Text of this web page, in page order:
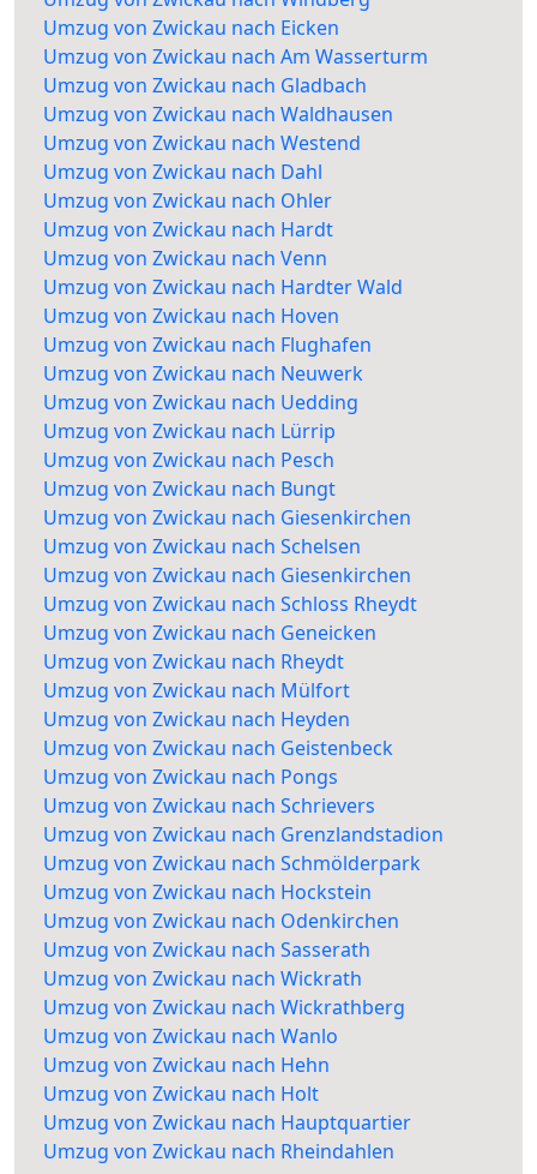
Umzug von Zwickau nach Eicken
Umzug von Zwickau nach Am Wasserturm
Umzug von Zwickau nach Gladbach
Umzug von Zwickau nach Waldhausen
Umzug von Zwickau nach Westend
Umzug von Zwickau nach Dahl
Umzug von Zwickau nach Ohler
Umzug von Zwickau nach Hardt
Umzug von Zwickau nach Venn
Umzug von Zwickau nach Hardter Wald
Umzug von Zwickau nach Hoven
Umzug von Zwickau nach Flughafen
Umzug von Zwickau nach Neuwerk
Umzug von Zwickau nach Uedding
Umzug von Zwickau nach Lürrip
Umzug von Zwickau nach Pesch
Umzug von Zwickau nach Bungt
Umzug von Zwickau nach Giesenkirchen
Umzug von Zwickau nach Schelsen
Umzug von Zwickau nach Giesenkirchen
Umzug von Zwickau nach Schloss Rheydt
Umzug von Zwickau nach Geneicken
Umzug von Zwickau nach Rheydt
Umzug von Zwickau nach Mülfort
Umzug von Zwickau nach Heyden
Umzug von Zwickau nach Geistenbeck
Umzug von Zwickau nach Pongs
Umzug von Zwickau nach Schrievers
Umzug von Zwickau nach Grenzlandstadion
Umzug von Zwickau nach Schmölderpark
Umzug von Zwickau nach Hockstein
Umzug von Zwickau nach Odenkirchen
Umzug von Zwickau nach Sasserath
Umzug von Zwickau nach Wickrath
Umzug von Zwickau nach Wickrathberg
Umzug von Zwickau nach Wanlo
Umzug von Zwickau nach Hehn
Umzug von Zwickau nach Holt
Umzug von Zwickau nach Hauptquartier
Umzug von Zwickau nach Rheindahlen